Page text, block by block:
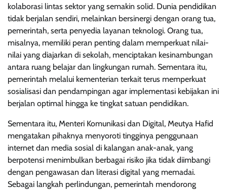
kolaborasi lintas sektor yang semakin solid. Dunia pendidikan
tidak berjalan sendiri, melainkan bersinergi dengan orang tua,
pemerintah, serta penyedia layanan teknologi. Orang tua,
misalnya, memiliki peran penting dalam memperkuat nilai-
nilai yang diajarkan di sekolah, menciptakan kesinambungan
antara ruang belajar dan lingkungan rumah. Sementara itu,
pemerintah melalui kementerian terkait terus memperkuat
sosialisasi dan pendampingan agar implementasi kebijakan ini
berjalan optimal hingga ke tingkat satuan pendidikan.
Sementara itu, Menteri Komunikasi dan Digital, Meutya Hafid
mengatakan pihaknya menyoroti tingginya penggunaan
internet dan media sosial di kalangan anak-anak, yang
berpotensi menimbulkan berbagai risiko jika tidak diimbangi
dengan pengawasan dan literasi digital yang memadai.
Sebagai langkah perlindungan, pemerintah mendorong